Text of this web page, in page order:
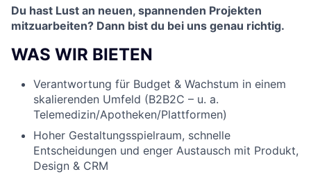
Du hast Lust an neuen, spannenden Projekten
mitzuarbeiten? Dann bist du bei uns genau richtig.
WAS WIR BIETEN
Verantwortung für Budget & Wachstum in einem
skalierenden Umfeld (B2B2C – u. a.
Telemedizin/Apotheken/Plattformen)
Hoher Gestaltungsspielraum, schnelle
Entscheidungen und enger Austausch mit Produkt,
Design & CRM